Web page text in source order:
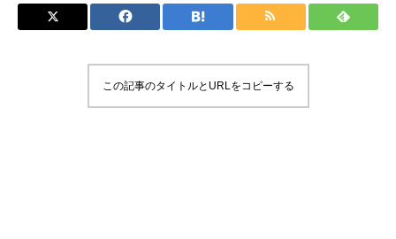
この記事のタイトルとURLをコピーする